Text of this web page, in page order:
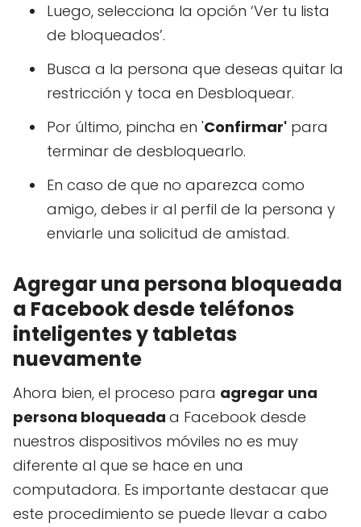
Luego, selecciona la opción ‘Ver tu lista
de bloqueados’.
Busca a la persona que deseas quitar la
restricción y toca en Desbloquear.
Por último, pincha en 'Confirmar' para
terminar de desbloquearlo.
En caso de que no aparezca como
amigo, debes ir al perfil de la persona y
enviarle una solicitud de amistad.
Agregar una persona bloqueada
a Facebook desde teléfonos
inteligentes y tabletas
nuevamente
Ahora bien, el proceso para agregar una
persona bloqueada a Facebook desde
nuestros dispositivos móviles no es muy
diferente al que se hace en una
computadora. Es importante destacar que
este procedimiento se puede llevar a cabo